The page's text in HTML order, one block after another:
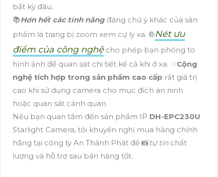
bất kỳ đâu.
📚Hơn hết các tính năngđáng chú ý khác của sản
phẩm là trang bị zoom xem cự ly xa. ®️Nét ưu
điểm của công nghệcho phép bạn phóng to
hình ảnh để quan sát chi tiết kể cả khi ở xa. ♢Cộng
nghệ tích hợp trong sản phẩm cao cấp rất giá trị
cao khi sử dụng camera cho mục đích an ninh
hoặc quan sát cảnh quan.
Nếu bạn quan tâm đến sản phẩm IP DH-EPC230U
Starlight Camera, tôi khuyến nghị mua hàng chính
hãng tại công ty An Thành Phát để 📸tự tin chất
lượng và hỗ trợ sau bán hàng tốt.